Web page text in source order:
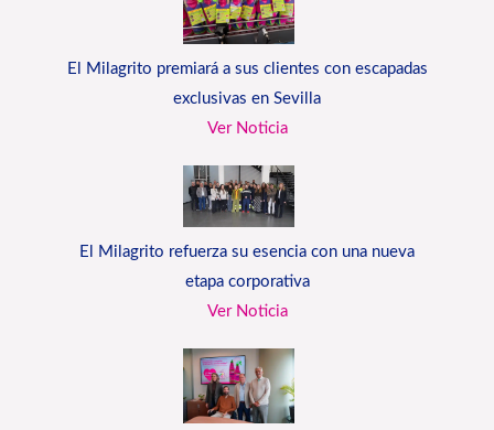
El Milagrito premiará a sus clientes con escapadas
exclusivas en Sevilla
Ver Noticia
El Milagrito refuerza su esencia con una nueva
etapa corporativa
Ver Noticia